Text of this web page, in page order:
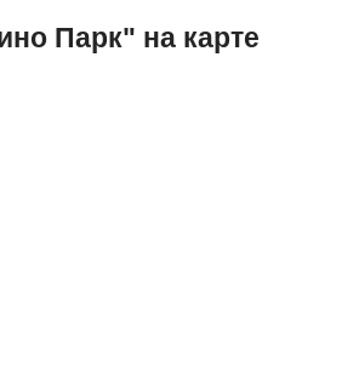
Парк" на карте